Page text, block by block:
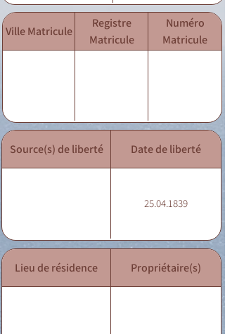
Ville Matricule
Registre
Matricule
Numéro
Matricule
Source(s) de liberté Date de liberté
25.04.1839
Lieu de résidence Propriétaire(s)